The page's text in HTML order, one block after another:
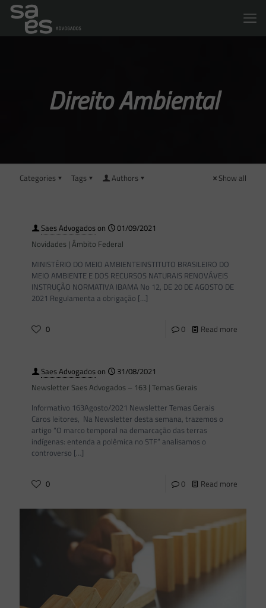
Direito Ambiental
Categories Tags Authors Show all
Saes Advogadoson
01/09/2021
Novidades | Âmbito Federal
MINISTÉRIO DO MEIO AMBIENTEINSTITUTO BRASILEIRO DO
MEIO AMBIENTE E DOS RECURSOS NATURAIS RENOVÁVEIS
INSTRUÇÃO NORMATIVA IBAMA No 12, DE 20 DE AGOSTO DE
2021 Regulamenta a obrigação […]
0 0 Read more
Saes Advogadoson
31/08/2021
Newsletter Saes Advogados – 163 | Temas Gerais
Informativo 163Agosto/2021 Newsletter Temas Gerais
Caros leitores, Na Newsletter desta semana, trazemos o
artigo “O marco temporal na demarcação das terras
indígenas: entenda a polêmica no STF” analisamos o
controverso […]
0 0 Read more